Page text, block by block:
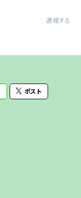
通報する
ポスト